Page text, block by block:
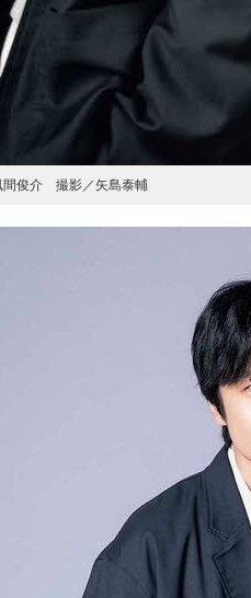
間俊介 撮影／矢島泰輔